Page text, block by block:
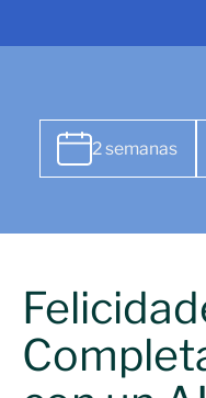
2 semanas